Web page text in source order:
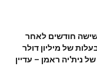
שישה חודשים לאחר
של מיליון דולר
של נית'יה ראמן – עדיין